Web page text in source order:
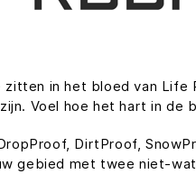
in het bloed van
Voel hoe het hart in
DirtProof,
gebied met twee niet-